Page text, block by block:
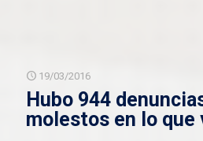
19/03/2016
Hubo 944
molestos en lo que